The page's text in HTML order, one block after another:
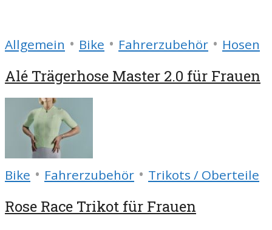
Allgemein • Bike • Fahrerzubehör • Hosen
Alé Trägerhose Master 2.0 für Frauen
Bike • Fahrerzubehör • Trikots / Oberteile
Rose Race Trikot für Frauen